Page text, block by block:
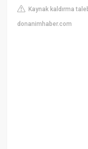
Kaynak kaldırma
donanimhaber.com